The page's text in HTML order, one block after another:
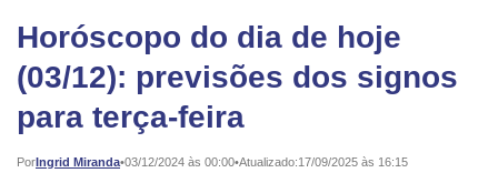
Horóscopo do dia de hoje
(03/12): previsões dos signos
para terça-feira
PorIngrid Miranda•
Publicado: 03/12/2024 às 00:00•Atualizado:17/09/2025 às 16:15